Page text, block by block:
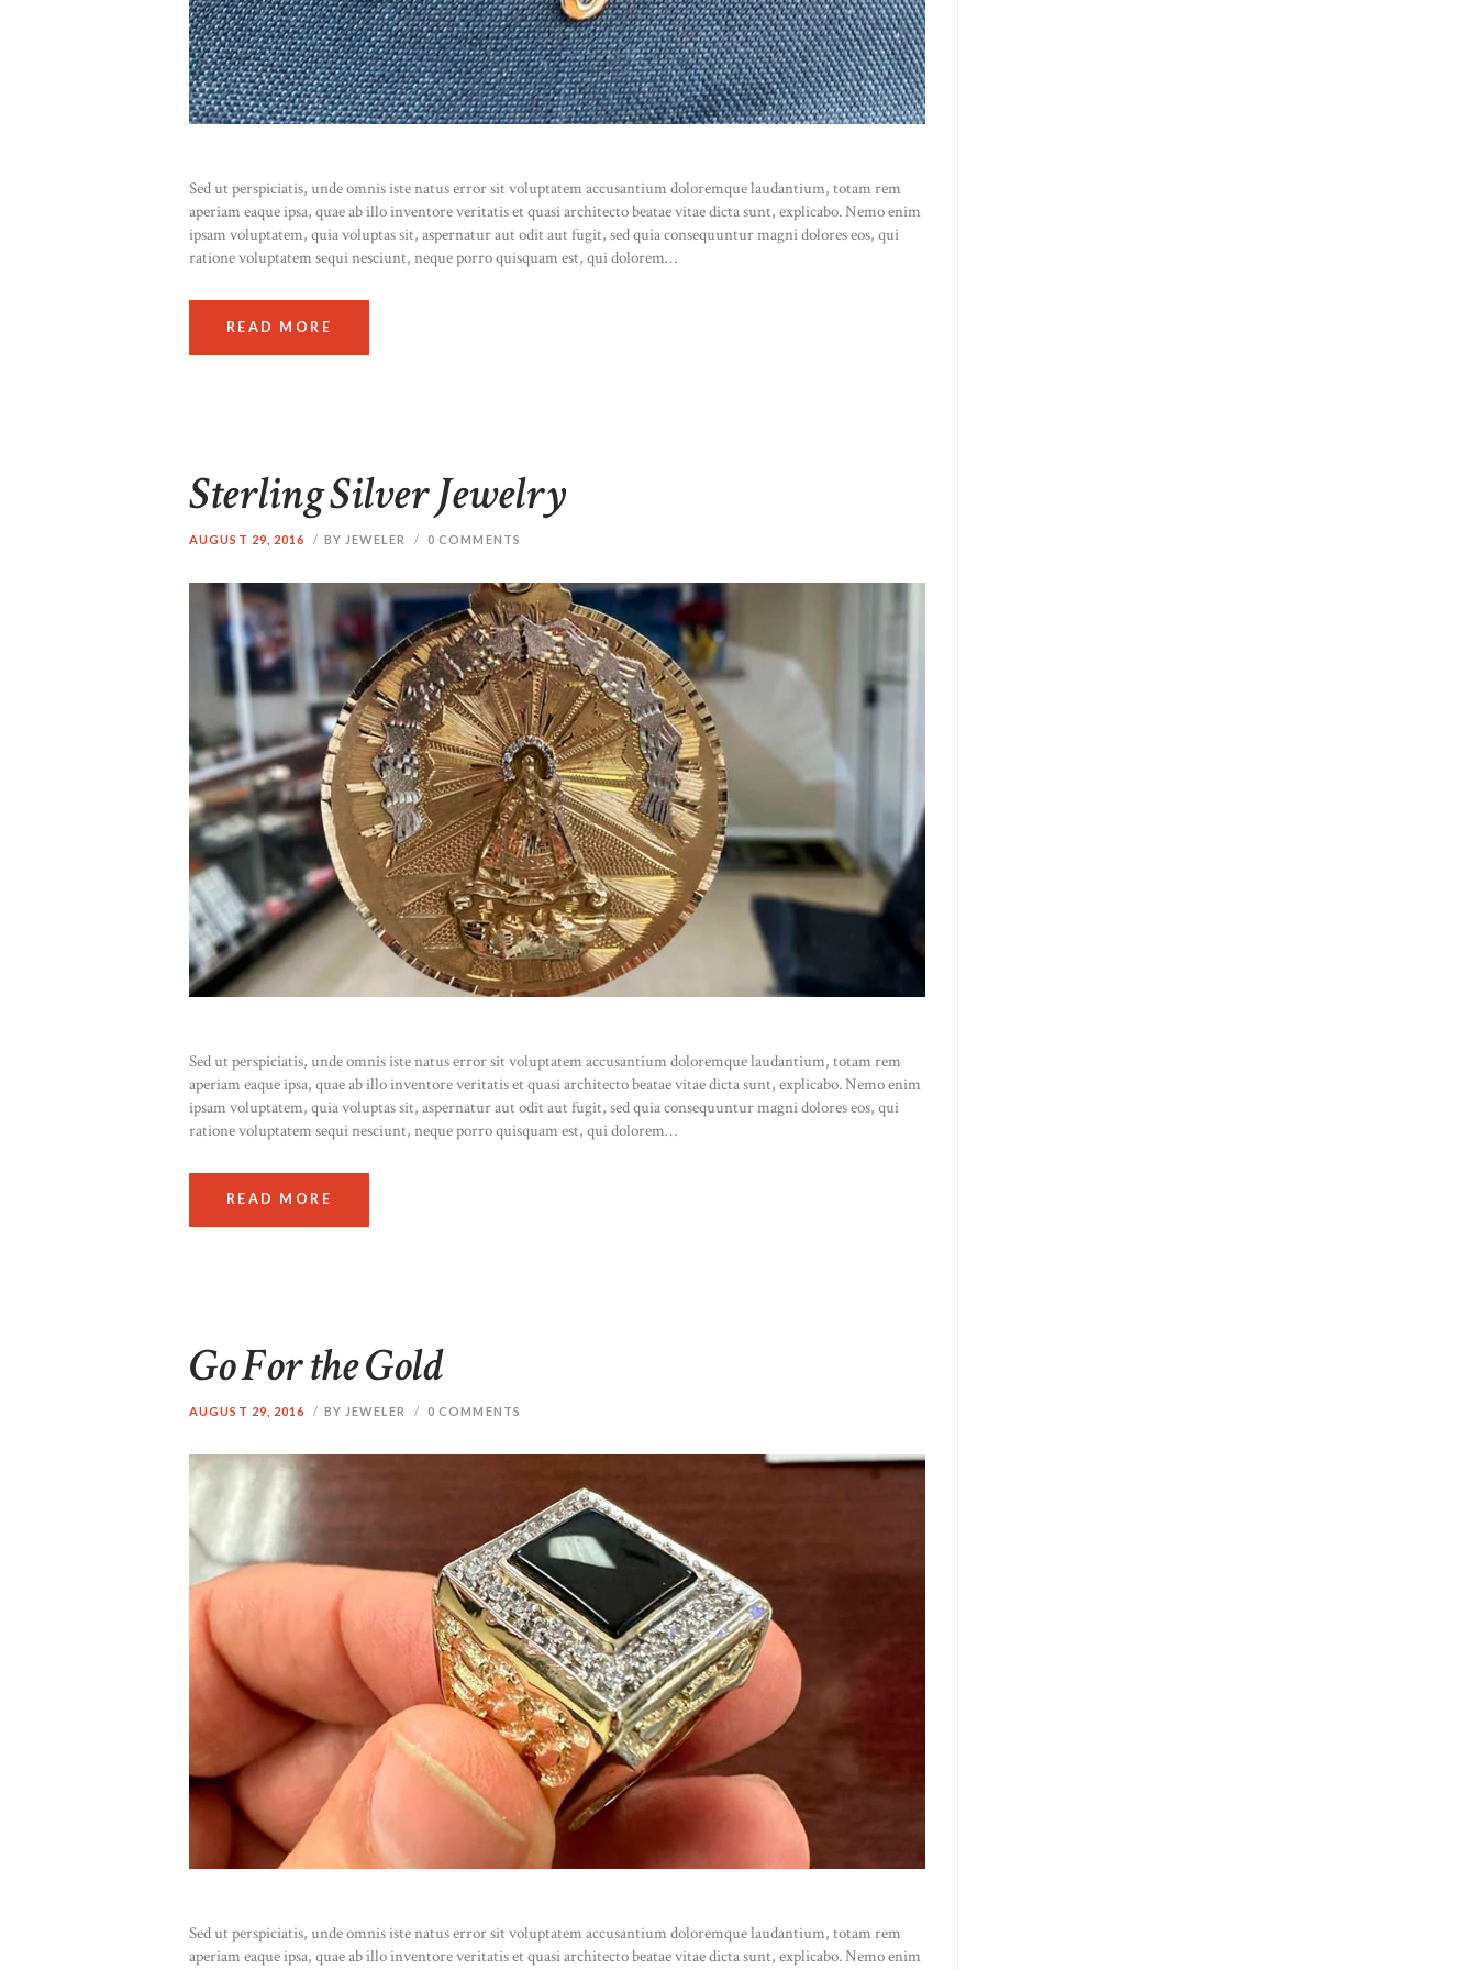
Sed ut perspiciatis, unde omnis iste natus error sit voluptatem accusantium doloremque laudantium, totam rem
aperiam eaque ipsa, quae ab illo inventore veritatis et quasi architecto beatae vitae dicta sunt, explicabo. Nemo enim
ipsam voluptatem, quia voluptas sit, aspernatur aut odit aut fugit, sed quia consequuntur magni dolores eos, qui
ratione voluptatem sequi nesciunt, neque porro quisquam est, qui dolorem…
READ MORE
Sterling Silver Jewelry
AUGUST 29, 2016 BY JEWELER 0 COMMENTS
Sed ut perspiciatis, unde omnis iste natus error sit voluptatem accusantium doloremque laudantium, totam rem
aperiam eaque ipsa, quae ab illo inventore veritatis et quasi architecto beatae vitae dicta sunt, explicabo. Nemo enim
ipsam voluptatem, quia voluptas sit, aspernatur aut odit aut fugit, sed quia consequuntur magni dolores eos, qui
ratione voluptatem sequi nesciunt, neque porro quisquam est, qui dolorem…
READ MORE
Go For the Gold
AUGUST 29, 2016 BY JEWELER 0 COMMENTS
Sed ut perspiciatis, unde omnis iste natus error sit voluptatem accusantium doloremque laudantium, totam rem
aperiam eaque ipsa, quae ab illo inventore veritatis et quasi architecto beatae vitae dicta sunt, explicabo. Nemo enim